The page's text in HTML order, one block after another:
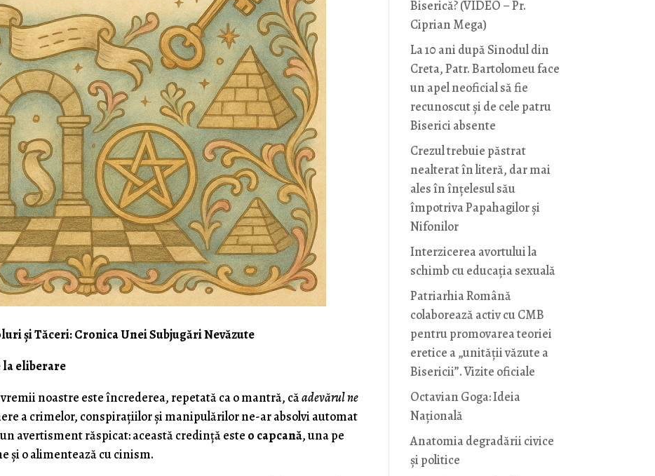
și Tăceri: Cronica Unei Subjugări Nevăzute
la eliberare
noastre este încrederea, repetată ca o mantră, căadevărul ne
a crimelor, conspirațiilor și manipulărilor ne-ar absolvi automat
avertisment răspicat: această credință este o capcană, una pe
și o alimentează cu cinism.
Biserică? (VIDEO – Pr.
Ciprian Mega)
La 10 ani după Sinodul din
Creta, Patr. Bartolomeu face
un apel neoficial să fie
recunoscut și de cele patru
Biserici absente
Crezul trebuie păstrat
nealterat în literă, dar mai
ales în înțelesul său
împotriva Papahagilor și
Nifonilor
Interzicerea avortului la
schimb cu educaţia sexuală
Patriarhia Română
colaborează activ cu CMB
pentru promovarea teoriei
eretice a „unității văzute a
Bisericii”. Vizite oficiale
Octavian Goga: Ideia
Naţională
Anatomia degradării civice
și politice